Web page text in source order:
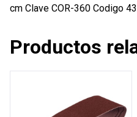
cm Clave COR-360 Codigo
Productos